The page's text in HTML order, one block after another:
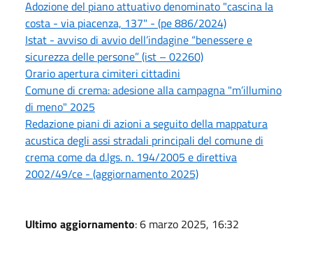
Adozione del piano attuativo denominato "cascina la
costa - via piacenza, 137" - (pe 886/2024)
Istat - avviso di avvio dell’indagine “benessere e
sicurezza delle persone” (ist – 02260)
Orario apertura cimiteri cittadini
Comune di crema: adesione alla campagna "m’illumino
di meno" 2025
Redazione piani di azioni a seguito della mappatura
acustica degli assi stradali principali del comune di
crema come da d.lgs. n. 194/2005 e direttiva
2002/49/ce - (aggiornamento 2025)
Ultimo aggiornamento: 6 marzo 2025, 16:32